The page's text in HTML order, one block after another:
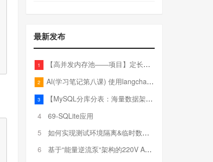
最新发布
1 【高并发内存池——项目】定长内存池——开胃小菜
2 AI(学习笔记第八课) 使用langchain的embedding models
3
【MySQL分库分表：海量数据架构的终极解决方案】
4
69-SQLite应用
5
如何实现测试环境隔离&临时数据库（pytest+SQLite）
6
基于“能量逆流泵“架构的220V AC至20V DC 300W高效电源设计